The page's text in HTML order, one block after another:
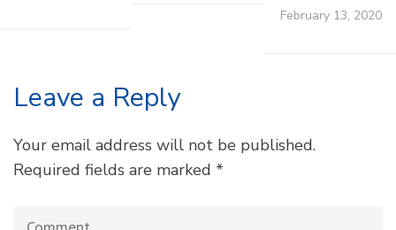
February 13, 2020
Leave a Reply
Your email address will not be published.
Required fields are marked *